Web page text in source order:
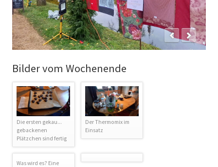
Bilder vom Wochenende
Die ersten gekau...
gebackenen
Plätzchen sind fertig
Der Thermomix im
Einsatz
Was wird es? Eine